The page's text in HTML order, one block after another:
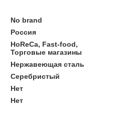
No brand
Россия
HoReCa, Fast-food,
Торговые магазины
Нержавеющая сталь
Серебристый
Нет
Нет